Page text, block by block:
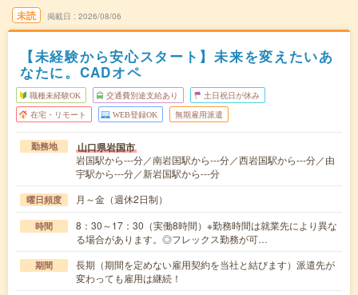
未読 掲載日 2026/08/06
【未経験から安心スタート】未来を変えたいあ
なたに。CADオペ
職種未経験OK 交通費別途支給あり 土日祝日が休み
在宅・リモート WEB登録OK 無期雇用派遣
勤務地 山口県岩国市
岩国駅から---分／南岩国駅から---分／西岩国駅から---分／由
宇駅から---分／新岩国駅から---分
曜日頻度 月～金（週休2日制）
時間
8：30～17：30（実働8時間）※勤務時間は就業先により異な
る場合があります。◎フレックス勤務が可…
期間
長期（期間を定めない雇用契約を当社と結びます）派遣先が
変わっても雇用は継続！